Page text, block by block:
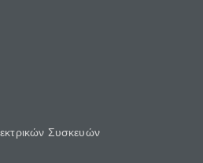
Συσκευών